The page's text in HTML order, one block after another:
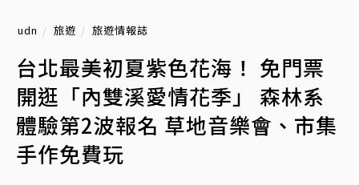
udn 旅遊 旅遊情報誌
台北最美初夏紫色花海！ 免門票
開逛「內雙溪愛情花季」 森林系
體驗第2波報名 草地音樂會、市集
手作免費玩